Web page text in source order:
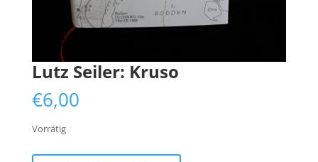
Lutz Seiler: Kruso
€6,00
Vorrätig